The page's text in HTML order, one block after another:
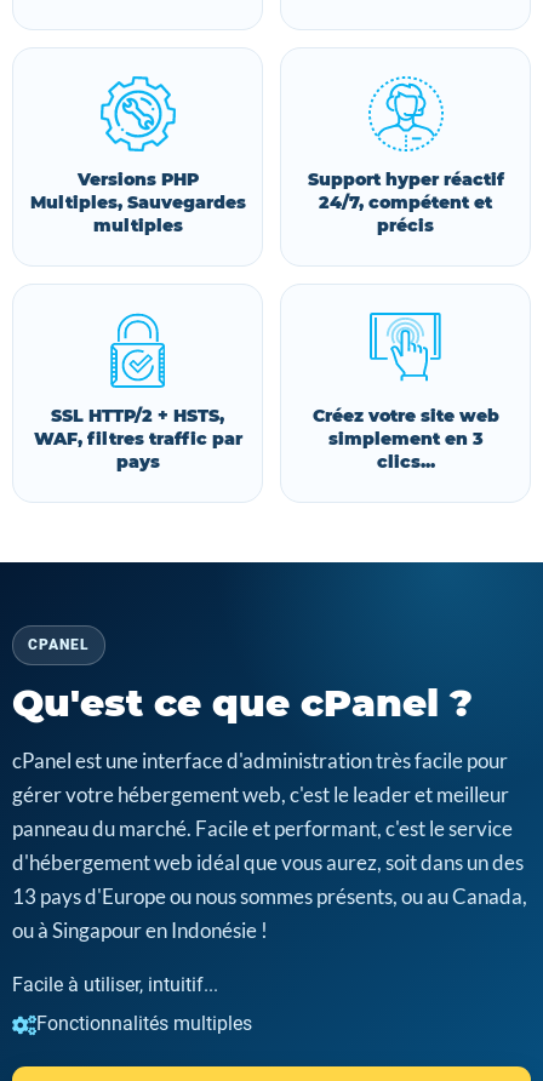
Versions PHP
Multiples, Sauvegardes
multiples
Support hyper réactif
24/7, compétent et
précis
SSL HTTP/2 + HSTS,
WAF, filtres traffic par
pays
Créez votre site web
simplement en 3
clics...
CPANEL
Qu'est ce que cPanel ?
cPanel est une interface d'administration très facile pour
gérer votre hébergement web, c'est le leader et meilleur
panneau du marché. Facile et performant, c'est le service
d'hébergement web idéal que vous aurez, soit dans un des
13 pays d'Europe ou nous sommes présents, ou au Canada,
ou à Singapour en Indonésie !
Facile à utiliser, intuitif...
Fonctionnalités multiples